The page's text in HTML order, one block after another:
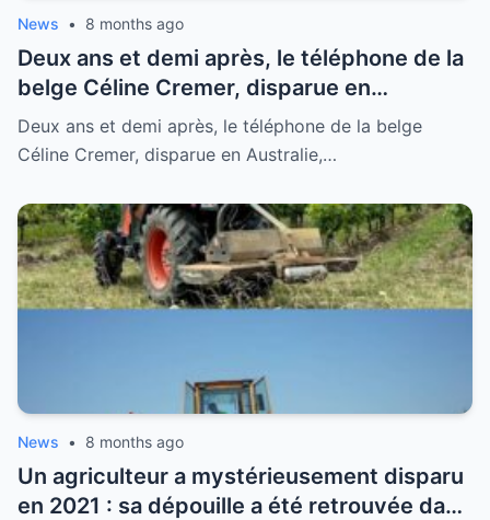
News • 8 months ago
Deux ans et demi après, le téléphone de la
belge Céline Cremer, disparue en
Australie, retrouvé lors de recherches
Deux ans et demi après, le téléphone de la belge
Céline Cremer, disparue en Australie,…
News • 8 months ago
Un agriculteur a mystérieusement disparu
en 2021 : sa dépouille a été retrouvée dans